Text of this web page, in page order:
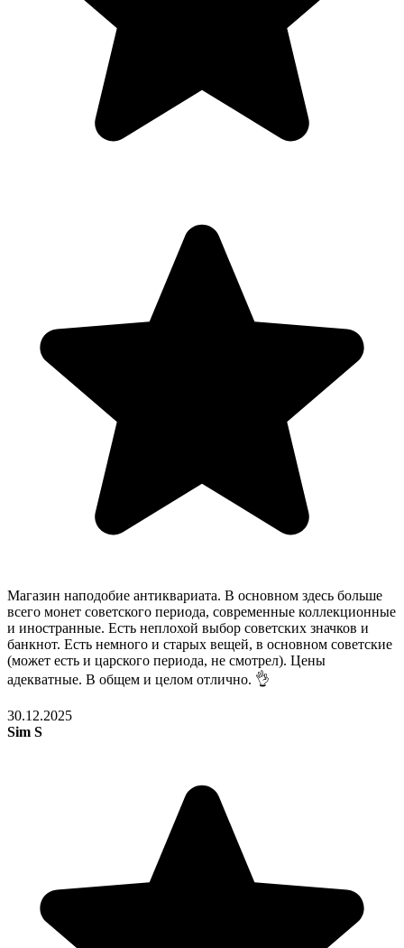
Магазин наподобие антиквариата. В основном здесь больше
всего монет советского периода, современные коллекционные
и иностранные. Есть неплохой выбор советских значков и
банкнот. Есть немного и старых вещей, в основном советские
(может есть и царского периода, не смотрел). Цены
адекватные. В общем и целом отлично. 👌
30.12.2025
Sim S